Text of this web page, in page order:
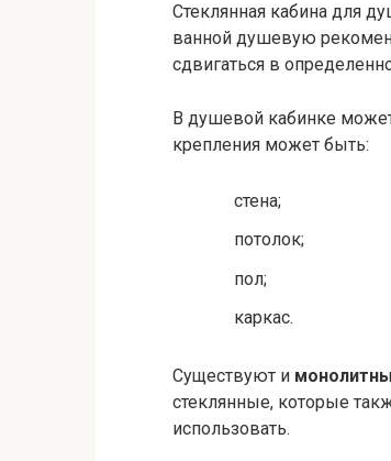
Стеклянная кабина для
ванной душевую
сдвигаться в
В душевой кабинке
крепления может быть:
стена;
потолок;
пол;
каркас.
Существуют и
стеклянные, которые
использовать.